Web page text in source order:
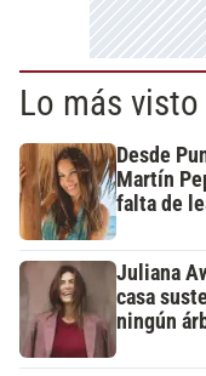
Lo más visto
Desde
Martín
falta de
Juliana
casa
ningún